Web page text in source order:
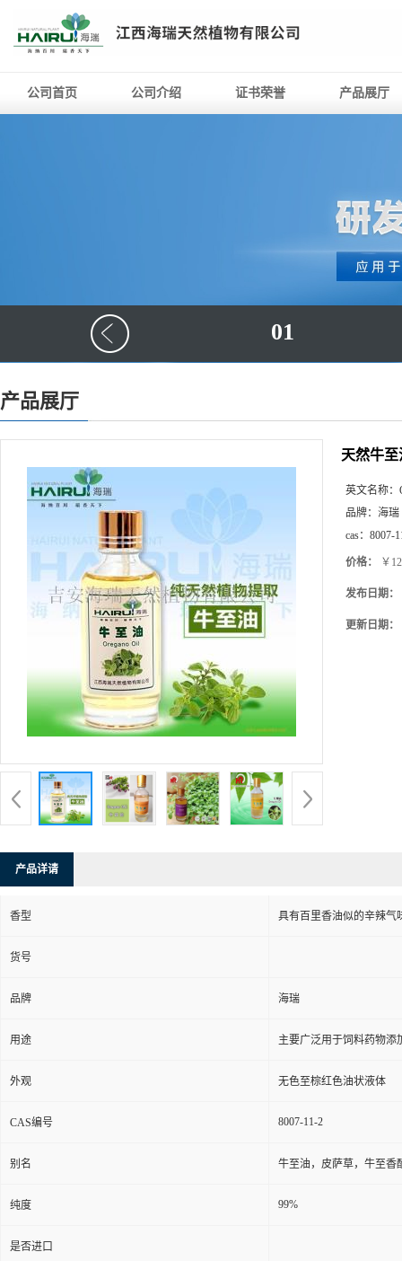
公司首页 公司介绍 证书荣誉 产品展厅
01
产品展厅
天然牛至
英文名称：
品牌： 海瑞
cas： 8007-
价格： ￥
发布日期：
更新日期：
产品详请
香型 具有百里香油似的辛辣气
货号
品牌 海瑞
用途 主要广泛用于饲料药物添
外观 无色至棕红色油状液体
CAS编号 8007-11-2
别名 牛至油，皮萨草，牛至香
纯度 99%
是否进口